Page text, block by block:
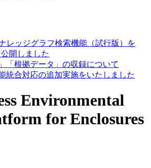
レッジグラフ検索機能（試行版）を
開しました
「根拠データ」の収録について
統合対応の追加実施をいたしました
Environmental
for Enclosures